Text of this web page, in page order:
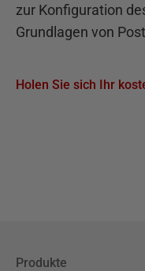
zur Konfiguration
Grundlagen von
Holen Sie sich Ihr
Produkte